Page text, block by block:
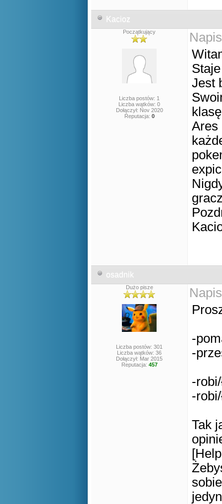
Kacioz
Początkujący
Liczba postów: 1
Liczba wątków: 0
Dołączył: Nov 2020
Reputacja: 0
Jest
Ares
osadnik
Dużo pisze
Liczba postów: 301
Liczba wątków: 36
Dołączył: Mar 2015
Reputacja: 457
-
-
-
-
Tak